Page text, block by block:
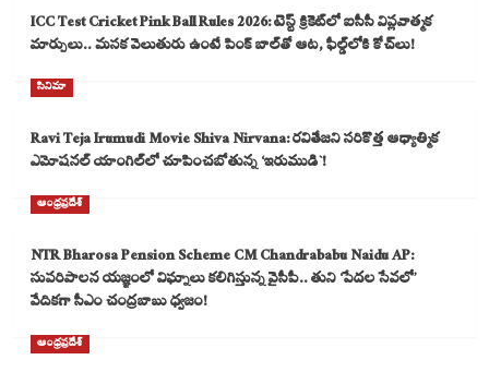
ICC Test Cricket Pink Ball Rules 2026: టెస్ట్ క్రికెట్‌లో ఐసీసీ విప్లవాత్మక
మార్పులు.. మసక వెలుతురు ఉంటే పింక్ బాల్‌తో ఆట, ఫీల్డ్‌లోకి కోచ్‌లు!
సినిమా
Ravi Teja Irumudi Movie Shiva Nirvana: రవితేజని సరికొత్త ఆధ్యాత్మిక
ఎమోషనల్ యాంగిల్‌లో చూపించబోతున్న ‘ఇరుముడి`!
ఆంధ్రప్రదేశ్
NTR Bharosa Pension Scheme CM Chandrababu Naidu AP:
సుపరిపాలన యజ్ఞంలో విఘ్నాలు కలిగిస్తున్న వైసీపీ.. తుని ‘పేదల సేవలో’
వేదికగా సీఎం చంద్రబాబు ధ్వజం!
ఆంధ్రప్రదేశ్